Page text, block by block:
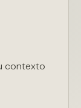
contexto